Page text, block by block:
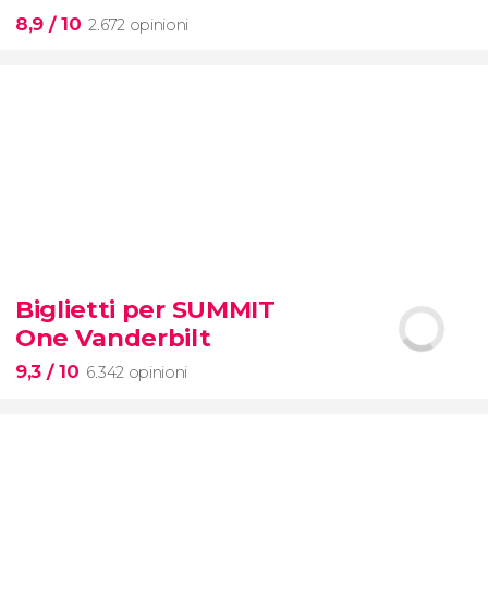
8,9 / 10 2.672 opinioni
guidata al Colosseo, al Foro Romanoe al
Palatinocon accesso prioritario
Biglietti per SUMMIT
One Vanderbilt
9,3 / 10 6.342 opinioni